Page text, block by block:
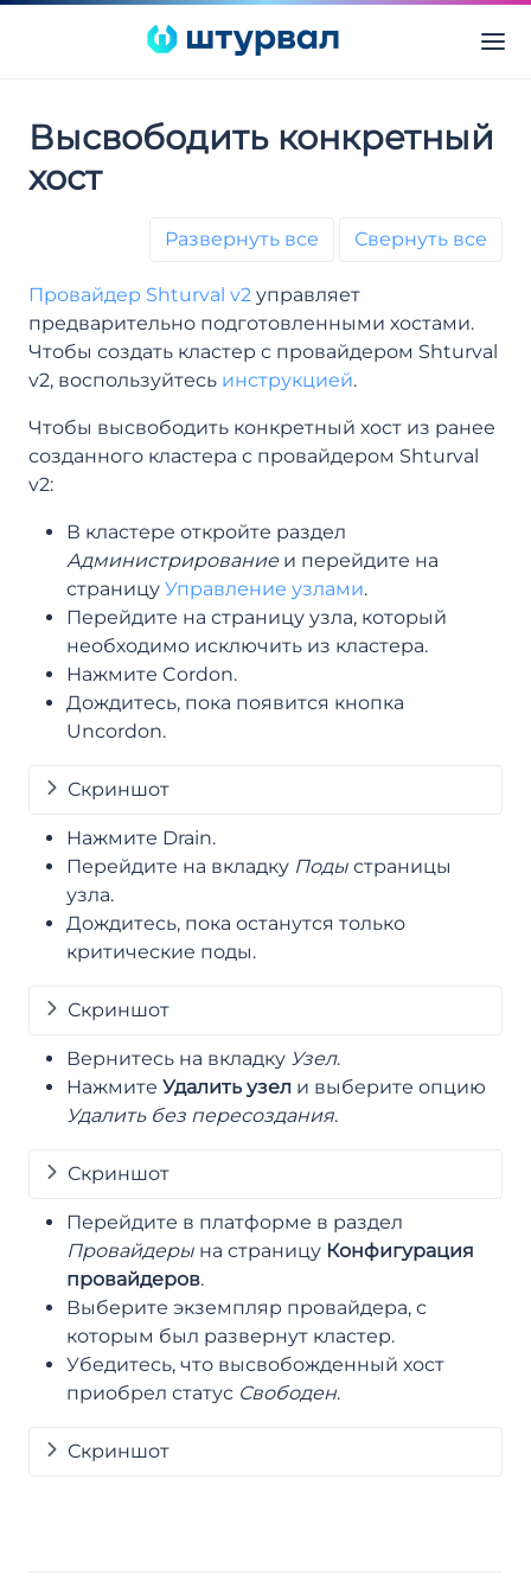
Высвободить конкретный
хост
Развернуть все Свернуть все
Провайдер Shturval v2 управляет
предварительно подготовленными хостами.
Чтобы создать кластер с провайдером Shturval
v2, воспользуйтесь инструкцией.
Чтобы высвободить конкретный хост из ранее
созданного кластера с провайдером Shturval
v2:
В кластере откройте раздел
Администрированиеи перейдите на
страницу Управление узлами.
Перейдите на страницу узла, который
необходимо исключить из кластера.
Нажмите Cordon.
Дождитесь, пока появится кнопка
Uncordon.
Скриншот
Нажмите Drain.
Перейдите на вкладку Поды страницы
узла.
Дождитесь, пока останутся только
критические поды.
Скриншот
Вернитесь на вкладку Узел.
Нажмите Удалить узел и выберите опцию
Удалить без пересоздания.
Скриншот
Перейдите в платформе в раздел
Провайдеры на страницу Конфигурация
провайдеров.
Выберите экземпляр провайдера, с
которым был развернут кластер.
Убедитесь, что высвобожденный хост
приобрел статус Свободен.
Скриншот